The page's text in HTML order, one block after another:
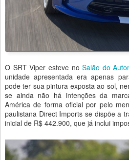
O SRT Viper esteve noSalão do
unidade apresentada era apenas
pode ter sua pintura exposta ao sol,
se ainda não há intenções da
América de forma oficial por pelo
paulistana Direct Imports se dispõe a
inicial de R$ 442.900, que já inclui